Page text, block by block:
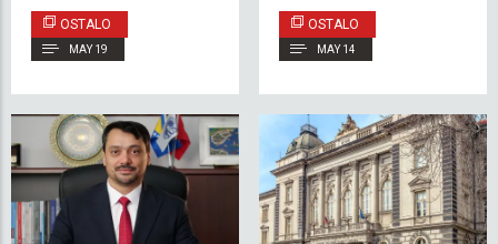
korak u razvoju
Fakulteta
OSTALO
MAY 19
studenata programa
dvojne diplome
OSTALO
MAY 14